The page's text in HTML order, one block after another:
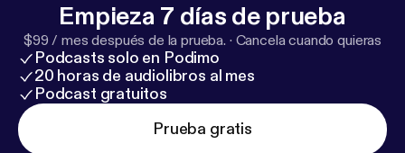
Empieza 7 días de prueba
$99 / mes después de la prueba. · Cancela cuando quieras
Podcasts solo en Podimo
20 horas de audiolibros al mes
Podcast gratuitos
Prueba gratis